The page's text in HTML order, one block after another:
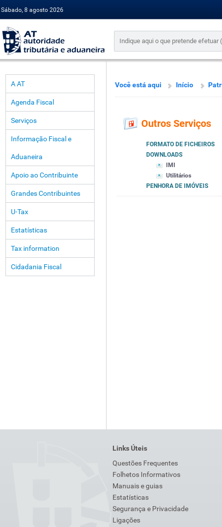
Sábado, 8 agosto 2026
A AT
Agenda Fiscal
Serviços
Informação Fiscal e
Aduaneira
Apoio ao Contribuinte
Grandes Contribuintes
U-Tax
Estatísticas
Tax information
Cidadania Fiscal
Você está aqui Início
Outros Serviços
FORMATO DE FICHEIROS
DOWNLOADS
IMI
Utilitários
PENHORA DE IMÓVEIS
Links Úteis
Questões Frequentes
Folhetos Informativos
Manuais e guias
Estatísticas
Segurança e Privacidade
Ligações